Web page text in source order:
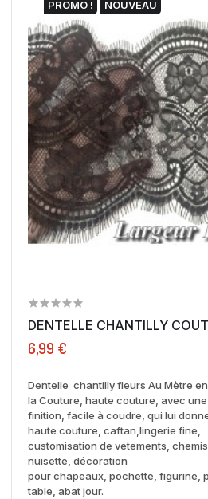
PROMO ! NOUVEAU
DENTELLE CHANTILLY
6,99 €
Dentelle chantilly fleurs Au Mètre
la Couture, haute couture, avec
finition, facile à coudre, qui lui
haute couture, caftan,lingerie fine,
customisation de vetements,
nuisette, décoration
pour chapeaux, pochette, figurine,
table, abat jour.